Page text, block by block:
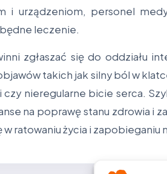
i urządzeniom, personel
leczenie.
zgłaszać się do oddziału
takich jak silny ból w
czy nieregularne bicie serca.
na poprawę stanu zdrowia i
w ratowaniu życia i